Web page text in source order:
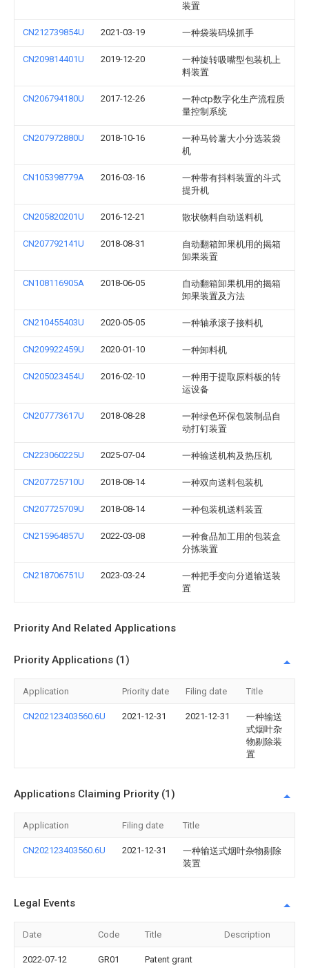
装置
CN212739854U 2021-03-19 一种袋装码垛抓手
CN209814401U 2019-12-20
一种旋转吸嘴型包装机上
料装置
CN206794180U 2017-12-26
一种ctp数字化生产流程质
量控制系统
CN207972880U 2018-10-16
一种马铃薯大小分选装袋
机
CN105398779A 2016-03-16
一种带有抖料装置的斗式
提升机
CN205820201U 2016-12-21 散状物料自动送料机
CN207792141U 2018-08-31
自动翻箱卸果机用的揭箱
卸果装置
CN108116905A 2018-06-05
自动翻箱卸果机用的揭箱
卸果装置及方法
CN210455403U 2020-05-05 一种轴承滚子接料机
CN209922459U 2020-01-10 一种卸料机
CN205023454U 2016-02-10
一种用于提取原料板的转
运设备
CN207773617U 2018-08-28
一种绿色环保包装制品自
动打钉装置
CN223060225U 2025-07-04 一种输送机构及热压机
CN207725710U 2018-08-14 一种双向送料包装机
CN207725709U 2018-08-14 一种包装机送料装置
CN215964857U 2022-03-08
一种食品加工用的包装盒
分拣装置
CN218706751U 2023-03-24
一种把手变向分道输送装
置
Priority And Related Applications
Priority Applications (1)
Application Priority date Filing date Title
CN202123403560.6U 2021-12-31 2021-12-31
一种输送
式烟叶杂
物剔除装
置
Applications Claiming Priority (1)
Application Filing date Title
CN202123403560.6U 2021-12-31
一种输送式烟叶杂物剔除
装置
Legal Events
Date Code Title Description
2022-07-12 GR01 Patent grant